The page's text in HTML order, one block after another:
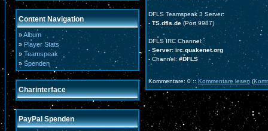
Content Navigation
»Album
» Player Stats
» Teamspeak
» Spenden
Charinterface
PayPal Spenden
DFLS Teamspeak 3 Server:
- TS.dfls.de (Port 9987)
DFLS IRC Channel:
- Server: irc.quakenet.org
- Channel:#DFLS
Kommentare: 0 :: Kommentare lesen (